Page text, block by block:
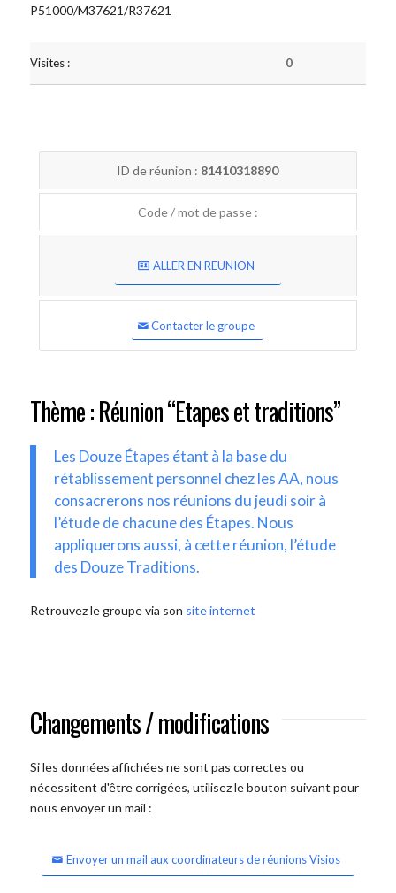
P51000/M37621/R37621
Visites : 0
ID de réunion : 81410318890
Code / mot de passe :
ALLER EN REUNION
Contacter le groupe
Thème : Réunion “Etapes et traditions”
Les Douze Étapes étant à la base du
rétablissement personnel chez les AA, nous
consacrerons nos réunions du jeudi soir à
l’étude de chacune des Étapes. Nous
appliquerons aussi, à cette réunion, l’étude
des Douze Traditions.
Retrouvez le groupe via son site internet
Changements / modifications
Si les données affichées ne sont pas correctes ou
nécessitent d'être corrigées, utilisez le bouton suivant pour
nous envoyer un mail :
Envoyer un mail aux coordinateurs de réunions Visios